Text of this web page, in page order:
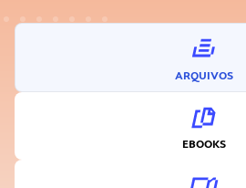
ARQUIVOS
EBOOKS